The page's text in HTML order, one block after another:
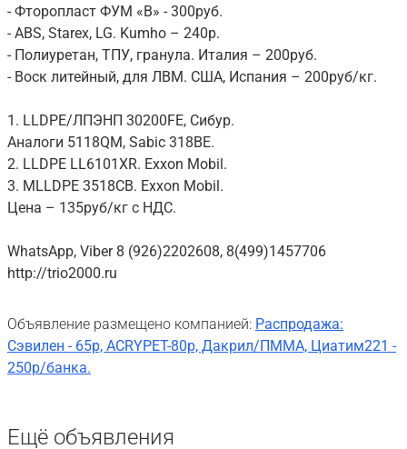
- Фторопласт ФУМ «В» - 300руб.
- ABS, Starex, LG. Kumho – 240р.
- Полиуретан, ТПУ, гранула. Италия – 200руб.
- Воск литейный, для ЛВМ. США, Испания – 200руб/кг.
1. LLDPE/ЛПЭНП 30200FE, Сибур.
Аналоги 5118QM, Sabic 318BE.
2. LLDPE LL6101XR. Exxon Mobil.
3. MLLDPE 3518CB. Exxon Mobil.
Цена – 135руб/кг с НДС.
WhatsApp, Viber 8 (926)2202608, 8(499)1457706
http://trio2000.ru
Объявление размещено компанией: Распродажа:
Сэвилен - 65р, ACRYPET-80р, Дакрил/ПММА, Циатим221 -
250р/банка.
Ещё объявления